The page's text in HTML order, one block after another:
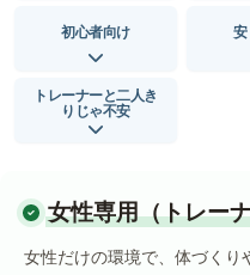
初心者向け 安
トレーナーと二人き
りじゃ不安
女性専用（トレー
女性だけの環境で、体づくり